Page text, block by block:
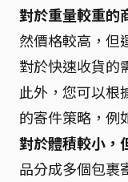
對於重量較重的
然價格較高，但
對於快速收貨的
此外，您可以根
的寄件策略，例
對於體積較小，
品分成多個包裹